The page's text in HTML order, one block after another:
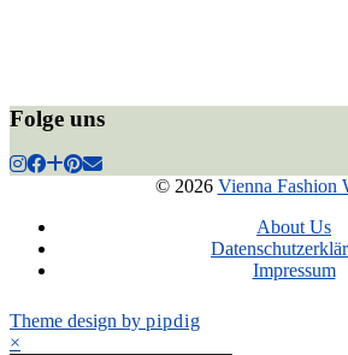
Folge uns
© 2026 Vienna Fashion
About Us
Impressum
Theme design by pipdig
×